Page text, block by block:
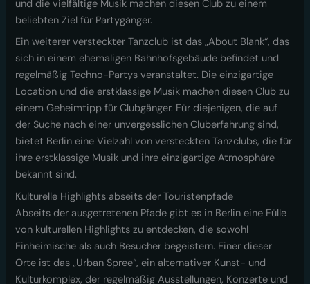
und die vielfältige Musik machen diesen Club zu einem
beliebten Ziel für Partygänger.
Ein weiterer versteckter Tanzclub ist das „About Blank“, das
sich in einem ehemaligen Bahnhofsgebäude befindet und
regelmäßig Techno-Partys veranstaltet. Die einzigartige
Location und die erstklassige Musik machen diesen Club zu
einem Geheimtipp für Clubgänger. Für diejenigen, die auf
der Suche nach einer unvergesslichen Cluberfahrung sind,
bietet Berlin eine Vielzahl von versteckten Tanzclubs, die für
ihre erstklassige Musik und ihre einzigartige Atmosphäre
bekannt sind.
Kulturelle Highlights abseits der Touristenpfade
Abseits der ausgetretenen Pfade gibt es in Berlin eine Fülle
von kulturellen Highlights zu entdecken, die sowohl
Einheimische als auch Besucher begeistern. Einer dieser
Orte ist das „Urban Spree“, ein alternativer Kunst- und
Kulturkomplex, der regelmäßig Ausstellungen, Konzerte und